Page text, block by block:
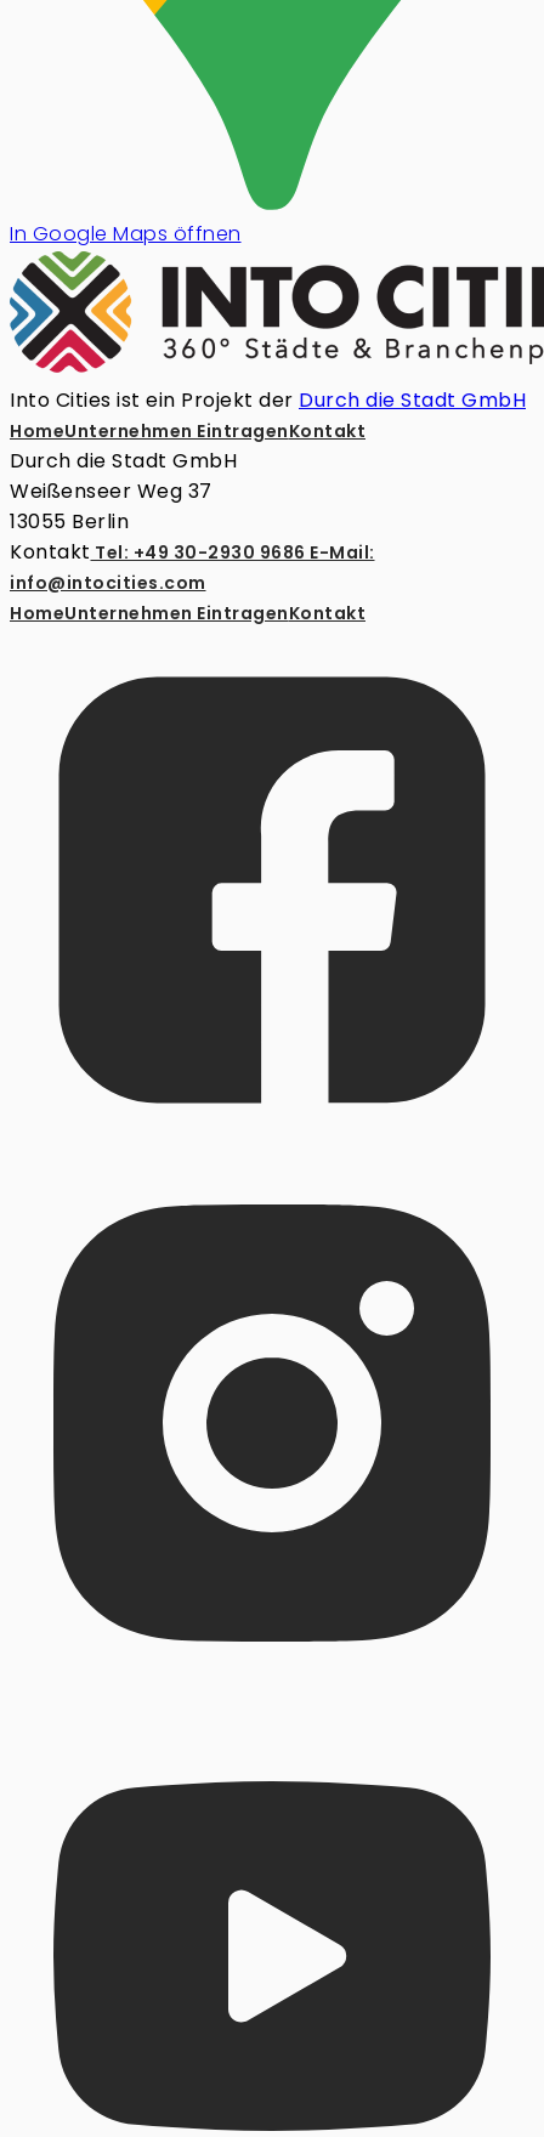
In Google Maps öffnen
Into Cities ist ein Projekt der Durch die Stadt GmbH
HomeUnternehmen EintragenKontakt
Durch die Stadt GmbH
Weißenseer Weg 37
13055 Berlin
Kontakt Tel: +49 30-2930 9686 E-Mail:
info@intocities.com
HomeUnternehmen EintragenKontakt